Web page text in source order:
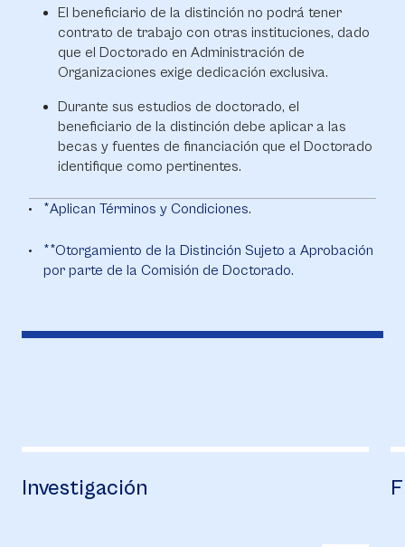
El beneficiario de la distinción no podrá tener
contrato de trabajo con otras instituciones, dado
que el Doctorado en Administración de
Organizaciones exige dedicación exclusiva.
Durante sus estudios de doctorado, el
beneficiario de la distinción debe aplicar a las
becas y fuentes de financiación que el Doctorado
identifique como pertinentes.
*Aplican Términos y Condiciones.
**Otorgamiento de la Distinción Sujeto a Aprobación
por parte de la Comisión de Doctorado.